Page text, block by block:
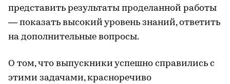
представить результаты проделанной работы
— показать высокий уровень знаний, ответить
на дополнительные вопросы.
О том, что выпускники успешно справились с
этими задачами, красноречиво